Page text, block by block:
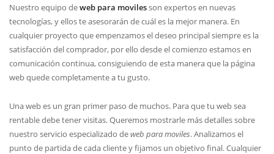
Nuestro equipo deweb para movilesson expertos en nuevas
tecnologí­as, y ellos te asesorarán de cuál es la mejor manera. En
cualquier proyecto que empenzamos el deseo principal siempre es la
satisfacción del comprador, por ello desde el comienzo estamos en
comunicación continua, consiguiendo de esta manera que la página
web quede completamente a tu gusto.
Una web es un gran primer paso de muchos. Para que tu web sea
rentable debe tener visitas. Queremos mostrarle más detalles sobre
nuestro servicio especializado deweb para moviles. Analizamos el
punto de partida de cada cliente y fijamos un objetivo final. Cualquier